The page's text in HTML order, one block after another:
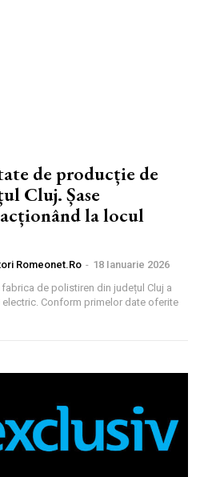
de producție de
Cluj. Șase
la locul
Romeonet.ro - 18 Ianuarie 2026
de polistiren din județul Cluj a
Conform primelor date oferite